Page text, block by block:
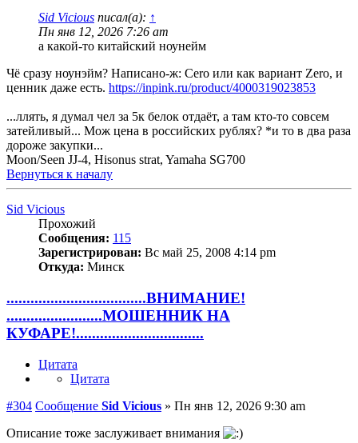
Sid Vicious писал(а): ↑
Пн янв 12, 2026 7:26 am
а какой-то китайский ноунейм
Чё сразу ноунэйм? Написано-ж: Cero или как вариант Zero, и
ценник даже есть. https://inpink.ru/product/4000319023853
...ллять, я думал чел за 5к белок отдаёт, а там кто-то совсем
затейливый... Мож цена в российских рублях? *и то в два раза
дороже закупки...
Moon/Seen JJ-4, Hisonus strat, Yamaha SG700
Вернуться к началу
Sid Vicious
Прохожий
Сообщения: 115
Зарегистрирован: Вс май 25, 2008 4:14 pm
Откуда: Минск
...................................ВНИМАНИЕ!
........................МОШЕННИК НА
КУФАРЕ!................................
Цитата
Цитата
#304 Сообщение Sid Vicious » Пн янв 12, 2026 9:30 am
Описание тоже заслуживает внимания